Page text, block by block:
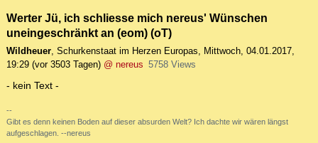
Werter Jü, ich schliesse mich nereus' Wünschen
uneingeschränkt an (eom) (oT)
Wildheuer, Schurkenstaat im Herzen Europas, Mittwoch, 04.01.2017,
19:29 (vor 3503 Tagen) @ nereus 5758 Views
- kein Text -
--
Gibt es denn keinen Boden auf dieser absurden Welt? Ich dachte wir wären längst
aufgeschlagen. --nereus